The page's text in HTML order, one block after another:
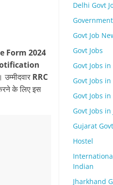
Form 2024
RRC
के लिए इस
Delhi Govt
Govt Job
Govt Jobs
Govt Jobs
Govt Jobs
Govt Jobs
Govt Jobs
Gujarat
Hostel
Indian
Jharkhand